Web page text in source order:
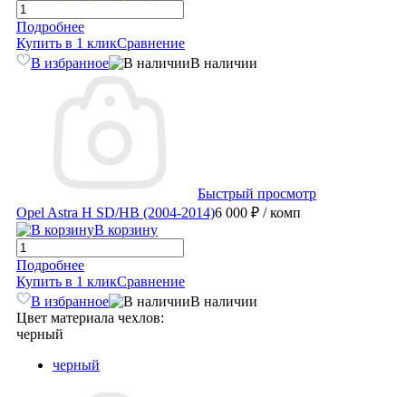
Подробнее
Купить в 1 кликСравнение
В избранное
В наличии
Быстрый просмотр
Opel Astra H SD/HB (2004-2014)6 000 ₽ / комп
В корзину
Подробнее
Купить в 1 кликСравнение
В избранное
В наличии
Цвет материала чехлов:
черный
черный